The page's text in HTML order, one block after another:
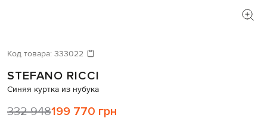
Код товара: 333022
STEFANO RICCI
Синяя куртка из нубука
332 948199 770 грн